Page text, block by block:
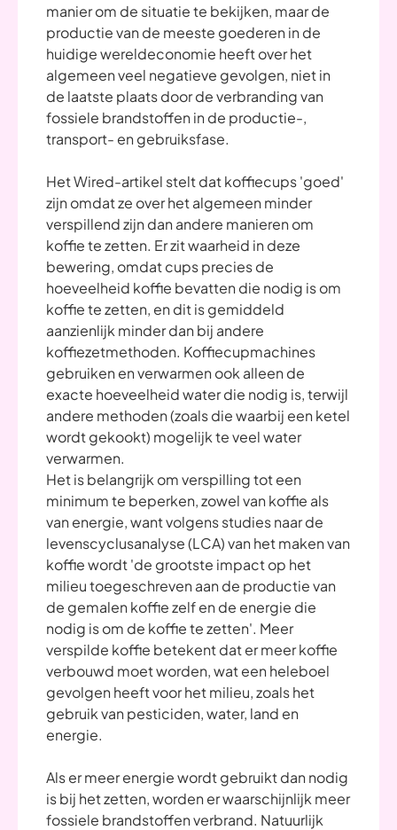
manier om de situatie te bekijken, maar de
productie van de meeste goederen in de
huidige wereldeconomie heeft over het
algemeen veel negatieve gevolgen, niet in
de laatste plaats door de verbranding van
fossiele brandstoffen in de productie-,
transport- en gebruiksfase.
Het Wired-artikel stelt dat koffiecups 'goed'
zijn omdat ze over het algemeen minder
verspillend zijn dan andere manieren om
koffie te zetten. Er zit waarheid in deze
bewering, omdat cups precies de
hoeveelheid koffie bevatten die nodig is om
koffie te zetten, en dit is gemiddeld
aanzienlijk minder dan bij andere
koffiezetmethoden. Koffiecupmachines
gebruiken en verwarmen ook alleen de
exacte hoeveelheid water die nodig is, terwijl
andere methoden (zoals die waarbij een ketel
wordt gekookt) mogelijk te veel water
verwarmen.
Het is belangrijk om verspilling tot een
minimum te beperken, zowel van koffie als
van energie, want volgens studies naar de
levenscyclusanalyse (LCA) van het maken van
koffie wordt 'de grootste impact op het
milieu toegeschreven aan de productie van
de gemalen koffie zelf en de energie die
nodig is om de koffie te zetten'. Meer
verspilde koffie betekent dat er meer koffie
verbouwd moet worden, wat een heleboel
gevolgen heeft voor het milieu, zoals het
gebruik van pesticiden, water, land en
energie.
Als er meer energie wordt gebruikt dan nodig
is bij het zetten, worden er waarschijnlijk meer
fossiele brandstoffen verbrand. Natuurlijk